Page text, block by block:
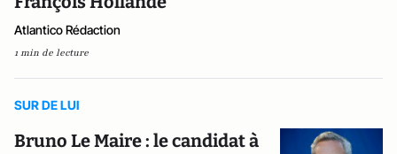
Atlantico Rédaction
1 min de lecture
SUR DE LUI
Bruno Le Maire : le candidat à